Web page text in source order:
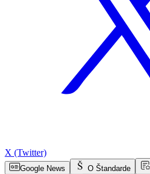
X (Twitter)
Google News O Štandarde